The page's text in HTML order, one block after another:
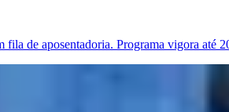
de aposentadoria. Programa vigora até